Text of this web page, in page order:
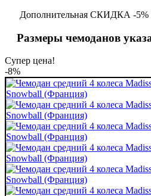
Дополнительная СКИДКА -5%
Размеры чемоданов
Супер цена!
-8%